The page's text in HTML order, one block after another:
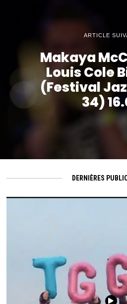
ARTICLE
Makaya
Louis Cole
(Festival
34)
DERNIÈRES